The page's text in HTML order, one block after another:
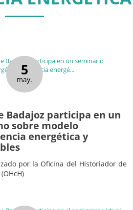
5
may.
Badajoz participa en un
sobre modelo
energética y
por la Oficina del Historiador de